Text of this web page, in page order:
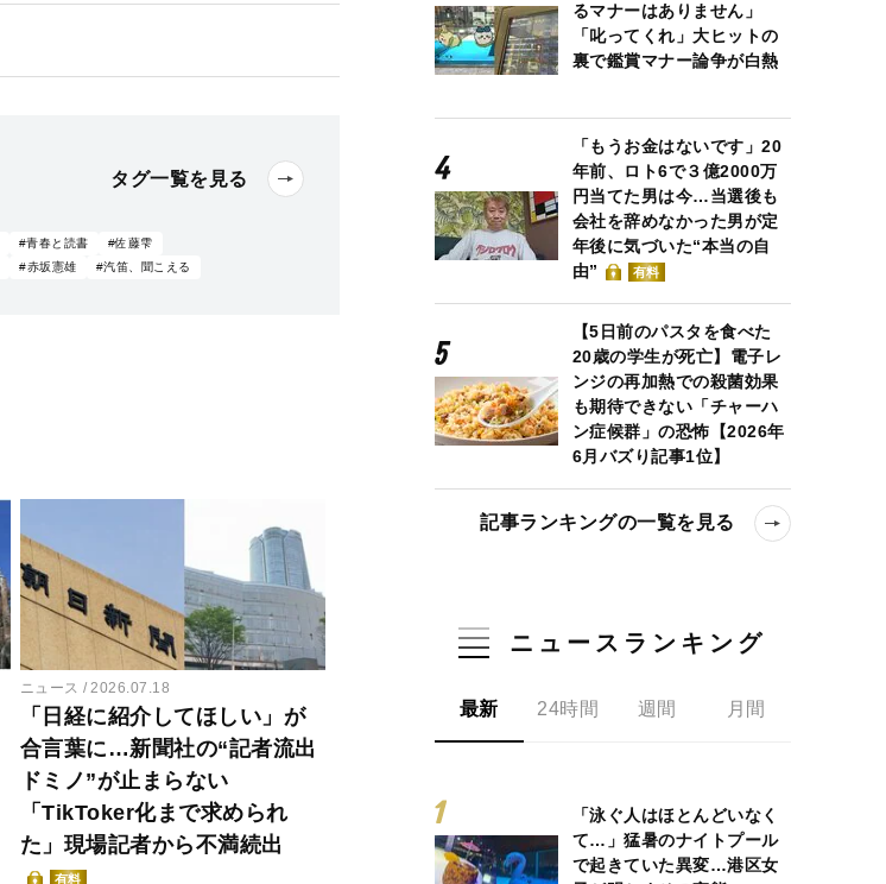
タグ一覧を見る
#青春と読書
#佐藤雫
#赤坂憲雄 #汽笛、聞こえる
ニュース 2026.07.18
「日経に紹介してほしい」が
合言葉に…新聞社の“記者流出
ドミノ”が止まらない
「TikToker化まで求められ
た」現場記者から不満続出
有料
るマナーはありません」
「叱ってくれ」大ヒットの
裏で鑑賞マナー論争が白熱
「もうお金はないです」20
年前、ロト6で３億2000万
円当てた男は今…当選後も
会社を辞めなかった男が定
年後に気づいた“本当の自
由”
有料
【5日前のパスタを食べた
20歳の学生が死亡】電子レ
ンジの再加熱での殺菌効果
も期待できない「チャーハ
ン症候群」の恐怖【2026年
6月バズり記事1位】
記事ランキングの一覧を見る
ニュースランキング
最新 24時間 週間 月間
「泳ぐ人はほとんどいなく
て…」猛暑のナイトプール
で起きていた異変…港区女